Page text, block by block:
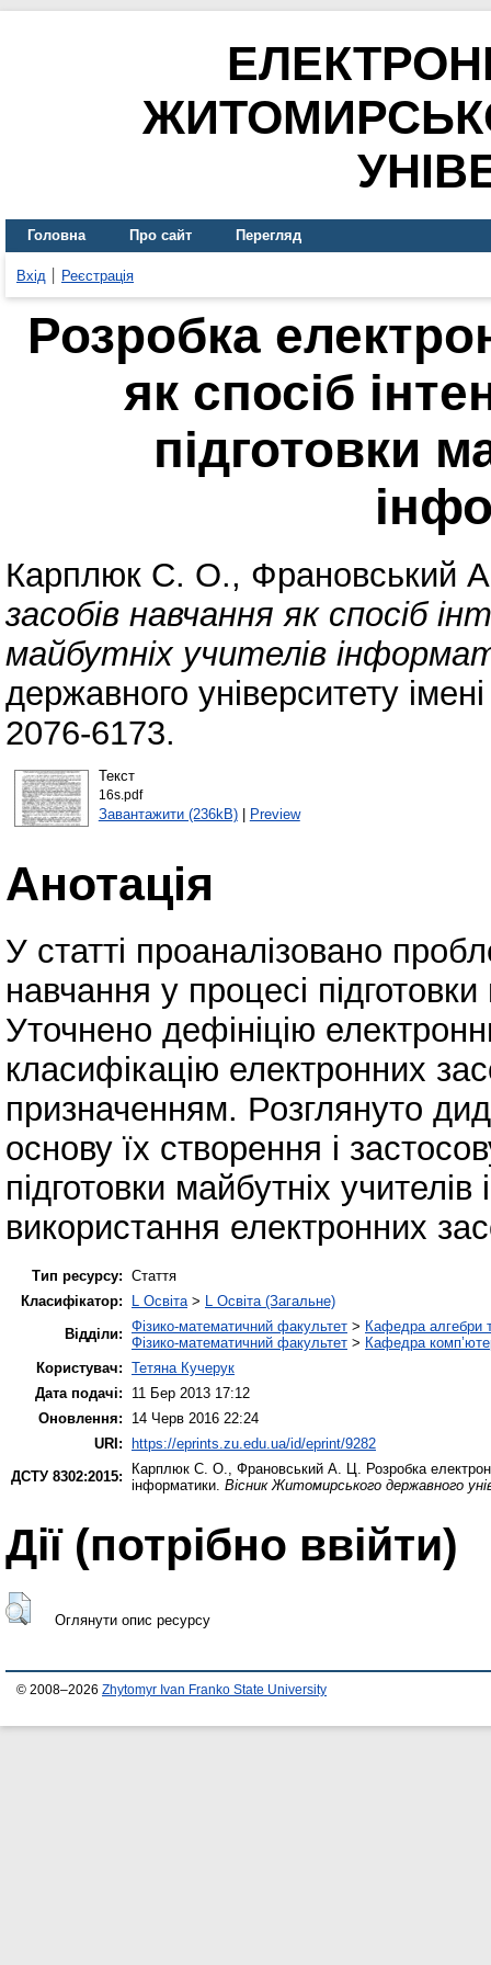
Головна Про сайт Перегляд
Вхід Реєстрація
Розробка
як спосіб
підготовки
Карплюк С. О., Франовський
засобів навчання як спосіб
майбутніх учителів
державного університету
2076-6173.
Текст
16s.pdf
Завантажити (236kB)| Preview
Анотація
У статті проаналізовано
навчання у процесі
Уточнено дефініцію
класифікацію електронних
призначенням. Розглянуто
основу їх створення і
підготовки майбутніх
використання електронних
Тип ресурсу: Стаття
Класифікатор:
L Освіта > L Освіта (Загальне)
Відділи: Фізико-математичний факультет > Кафедра алгебри
Фізико-математичний факультет > Кафедра
Користувач: Тетяна Кучерук
Дата подачі:
11 Бер 2013 17:12
Оновлення:
14 Черв 2016 22:24
URI: https://eprints.zu.edu.ua/id/eprint/9282
ДСТУ 8302:2015:
Карплюк С. О. Франовський А. Ц.
Розробка
інформатики. Вісник Житомирського державного
Дії ​​(потрібно ввійти)
Оглянути опис ресурсу
© 2008–2026 Zhytomyr Ivan Franko State University